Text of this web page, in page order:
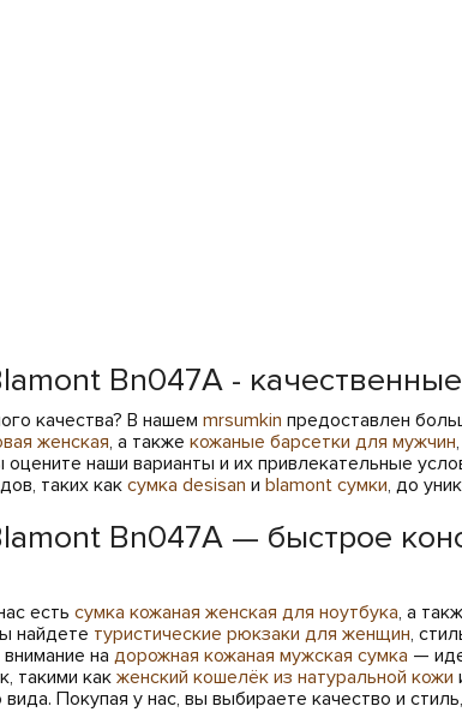
Bn047A -
качества? В нашем mrsumkin предоставлен
женская, а также кожаные барсетки для мужчин
оцените наши варианты и их привлекательные
таких как сумка desisan и blamont сумки, до
Bn047A — быстрое
есть сумка кожаная женская для ноутбука, а
найдете туристические рюкзаки для женщин,
на дорожная кожаная мужская сумка —
такими как женский кошелёк из натуральной кожи
Покупая у нас, вы выбираете качество и